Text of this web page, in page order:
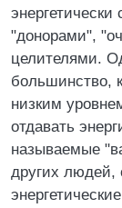
"донорами",
целителями.
большинство,
низким
отдавать
называемые
других людей,